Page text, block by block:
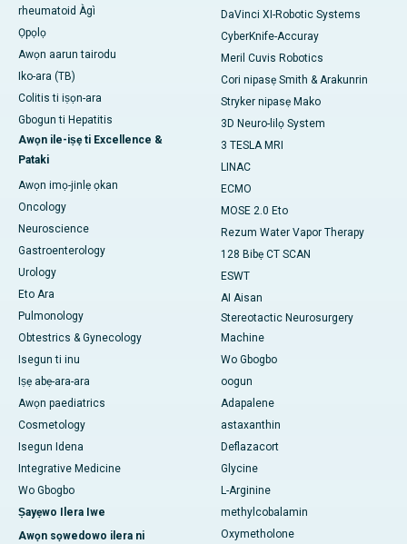
rheumatoid Àgì
Ọpọlọ
Awọn aarun tairodu
Iko-ara (TB)
Colitis ti iṣọn-ara
Gbogun ti Hepatitis
Awọn ile-iṣẹ ti Excellence &
Pataki
Awọn imọ-jinlẹ ọkan
Oncology
Neuroscience
Gastroenterology
Urology
Eto Ara
Pulmonology
Obtestrics & Gynecology
Isegun ti inu
Iṣẹ abẹ-ara-ara
Awọn paediatrics
Cosmetology
Isegun Idena
Integrative Medicine
Wo Gbogbo
Ṣayẹwo Ilera Iwe
Awọn sọwedowo ilera ni
DaVinci XI-Robotic Systems
CyberKnife-Accuray
Meril Cuvis Robotics
Cori nipasẹ Smith & Arakunrin
Stryker nipasẹ Mako
3D Neuro-lilọ System
3 TESLA MRI
LINAC
ECMO
MOSE 2.0 Eto
Rezum Water Vapor Therapy
128 Bibẹ CT SCAN
ESWT
AI Aisan
Stereotactic Neurosurgery
Machine
Wo Gbogbo
oogun
Adapalene
astaxanthin
Deflazacort
Glycine
L-Arginine
methylcobalamin
Oxymetholone